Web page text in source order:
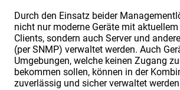
Durch den Einsatz beider
nicht nur moderne Geräte mit
Clients, sondern auch Server und
(per SNMP) verwaltet werden. Auch
Umgebungen, welche keinen Zugang
bekommen sollen, können in der
zuverlässig und sicher verwaltet